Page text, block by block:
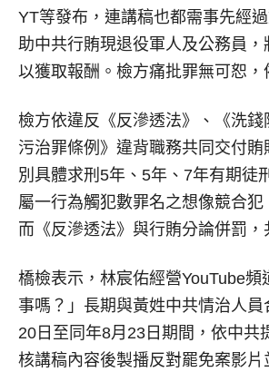
YT等發布，連講稿也都需事先經
助中共行賄現退役軍人及公務員
以獲取報酬。檢方痛批罪無可恕，
檢方依違反《反滲透法》、《洗
污治罪條例》違背職務共同交付
別具體求刑5年、5年、7年有期徒
屬一行為觸犯數罪名之想像競合犯
而《反滲透法》與行賄分論併罰，
橋檢表示，林宸佑經營YouTube頻
事嗎？」長期與黃姓中共情治人員
20日至同年8月23日期間，依中共
核講稿內容後製播反對罷免案影